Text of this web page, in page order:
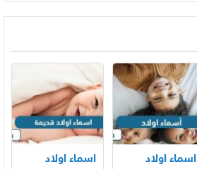
اسماء اولاد
اسماء اولاد